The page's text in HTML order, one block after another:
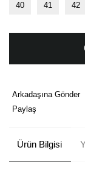
40 41 42
Arkadaşına Gönder
Paylaş
Ürün Bilgisi